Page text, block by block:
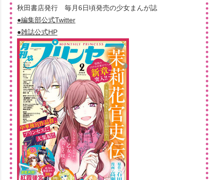
秋田書店発行 毎月6日頃発売の少女まんが誌
●編集部公式Twitter
●雑誌公式HP